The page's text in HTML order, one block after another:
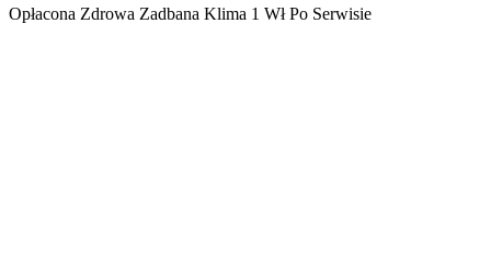
Opłacona Zdrowa Zadbana Klima 1 Wł Po Serwisie